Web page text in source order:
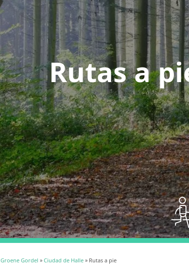
Rutas a
Groene Gordel » Ciudad de Halle » Rutas a pie